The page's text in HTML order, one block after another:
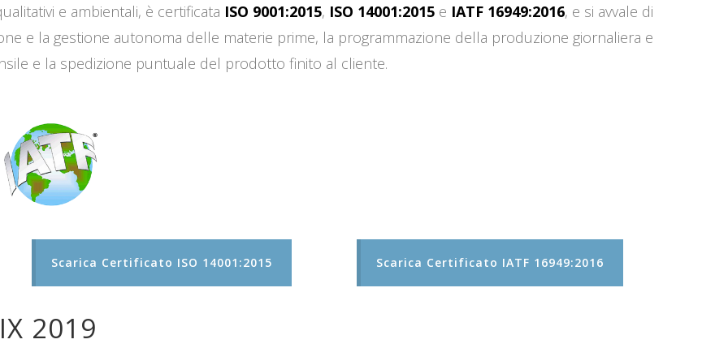
e ambientali, è certificata ISO 9001:2015, ISO 14001:2015 e IATF 16949:2016, e si avvale di
e la gestione autonoma delle materie prime, la programmazione della produzione giornaliera e
e la spedizione puntuale del prodotto finito al cliente.
Scarica Certificato ISO 14001:2015 Scarica Certificato IATF 16949:2016
2019